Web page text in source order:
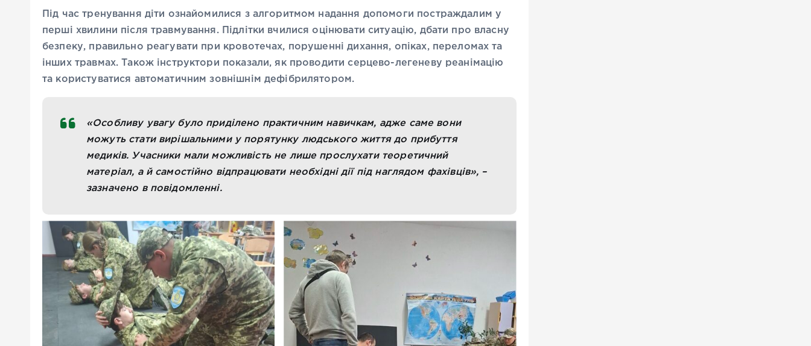
Під час тренування діти ознайомилися з алгоритмом надання допомоги постраждалим у
перші хвилини після травмування. Підлітки вчилися оцінювати ситуацію, дбати про власну
безпеку, правильно реагувати при кровотечах, порушенні дихання, опіках, переломах та
інших травмах. Також інструктори показали, як проводити серцево-легеневу реанімацію
та користуватися автоматичним зовнішнім дефібрилятором.
«Особливу увагу було приділено практичним навичкам, адже саме вони
можуть стати вирішальними у порятунку людського життя до прибуття
медиків. Учасники мали можливість не лише прослухати теоретичний
матеріал, а й самостійно відпрацювати необхідні дії під наглядом фахівців», –
зазначено в повідомленні.